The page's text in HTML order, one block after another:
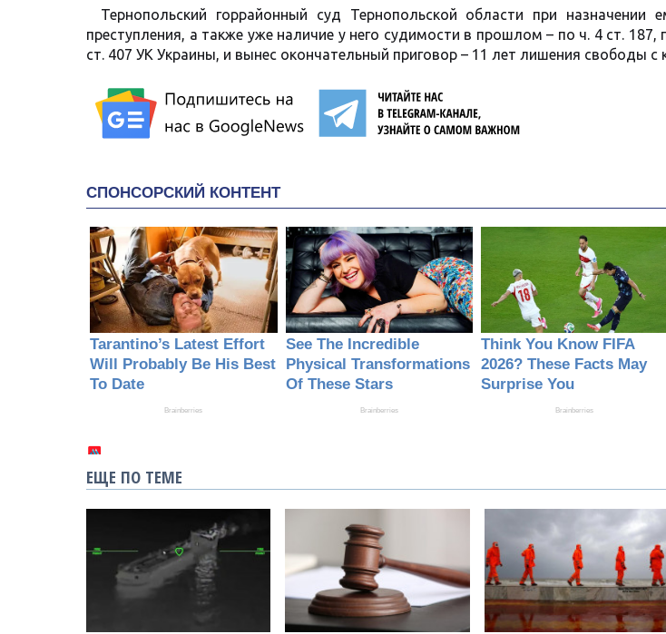
Тернопольский горрайонный суд Тернопольской области при назначении
преступления, а также уже наличие у него судимости в прошлом – по ч. 4 ст. 187,
ст. 407 УК Украины, и вынес окончательный приговор – 11 лет лишения свободы
ЕЩЕ ПО ТЕМЕ